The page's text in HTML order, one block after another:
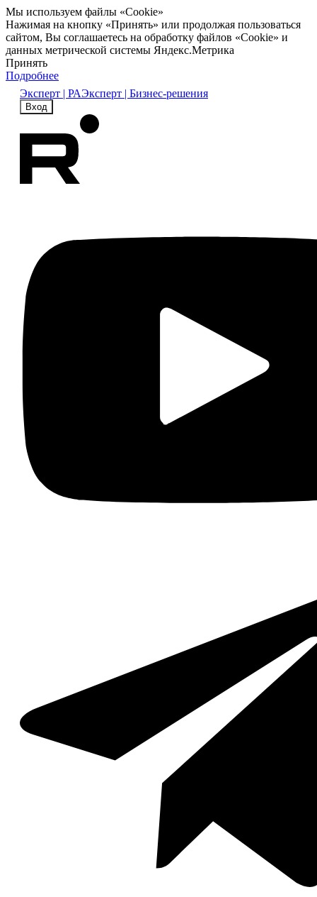
Мы используем файлы «Cookie»
Нажимая на кнопку «Принять» или продолжая пользоваться
сайтом, Вы соглашаетесь на обработку файлов «Cookie» и
данных метрической системы Яндекс.Метрика
Принять
Подробнее
Эксперт | РАЭксперт | Бизнес-решения
Вход